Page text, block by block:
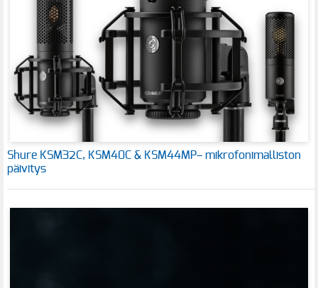
Shure KSM32C, KSM40C & KSM44MP– mikrofonimalliston
päivitys